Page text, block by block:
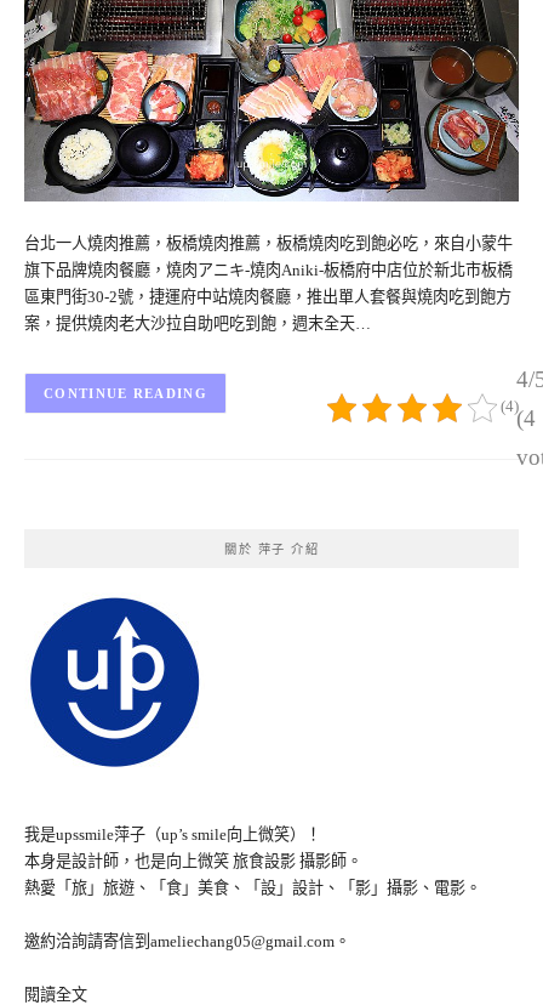
台北一人燒肉推薦，板橋燒肉推薦，板橋燒肉吃到飽必吃，來自小蒙牛
旗下品牌燒肉餐廳，燒肉アニキ-燒肉Aniki-板橋府中店位於新北市板橋
區東門街30-2號，捷運府中站燒肉餐廳，推出單人套餐與燒肉吃到飽方
案，提供燒肉老大沙拉自助吧吃到飽，週末全天…
4/
(4
(4)
CONTINUE READING
關於 萍子 介紹
我是upssmile萍子（up’s smile向上微笑）！
本身是設計師，也是向上微笑 旅食設影 攝影師。
熱愛「旅」旅遊、「食」美食、「設」設計、「影」攝影、電影。
邀約洽詢請寄信到ameliechang05@gmail.com。
閱讀全文